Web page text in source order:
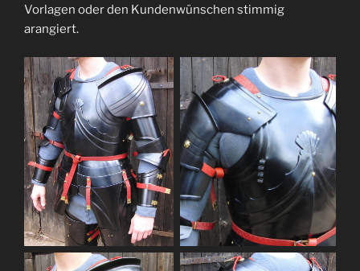
Vorlagen oder den Kundenwünschen stimmig
arangiert.